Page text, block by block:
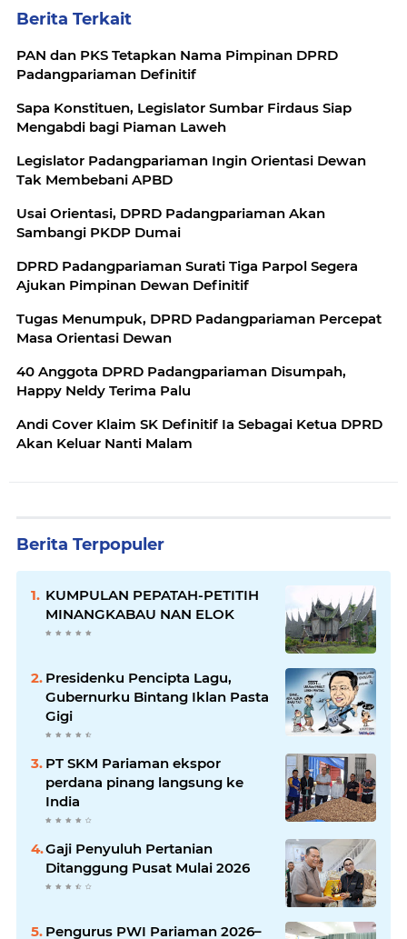
Berita Terkait
PAN dan PKS Tetapkan Nama Pimpinan DPRD
Padangpariaman Definitif
Sapa Konstituen, Legislator Sumbar Firdaus Siap
Mengabdi bagi Piaman Laweh
Legislator Padangpariaman Ingin Orientasi Dewan
Tak Membebani APBD
Usai Orientasi, DPRD Padangpariaman Akan
Sambangi PKDP Dumai
DPRD Padangpariaman Surati Tiga Parpol Segera
Ajukan Pimpinan Dewan Definitif
Tugas Menumpuk, DPRD Padangpariaman Percepat
Masa Orientasi Dewan
40 Anggota DPRD Padangpariaman Disumpah,
Happy Neldy Terima Palu
Andi Cover Klaim SK Definitif Ia Sebagai Ketua DPRD
Akan Keluar Nanti Malam
Berita Terpopuler
KUMPULAN PEPATAH-PETITIH
MINANGKABAU NAN ELOK
Presidenku Pencipta Lagu,
Gubernurku Bintang Iklan Pasta
Gigi
PT SKM Pariaman ekspor
perdana pinang langsung ke
India
Gaji Penyuluh Pertanian
Ditanggung Pusat Mulai 2026
Pengurus PWI Pariaman 2026–